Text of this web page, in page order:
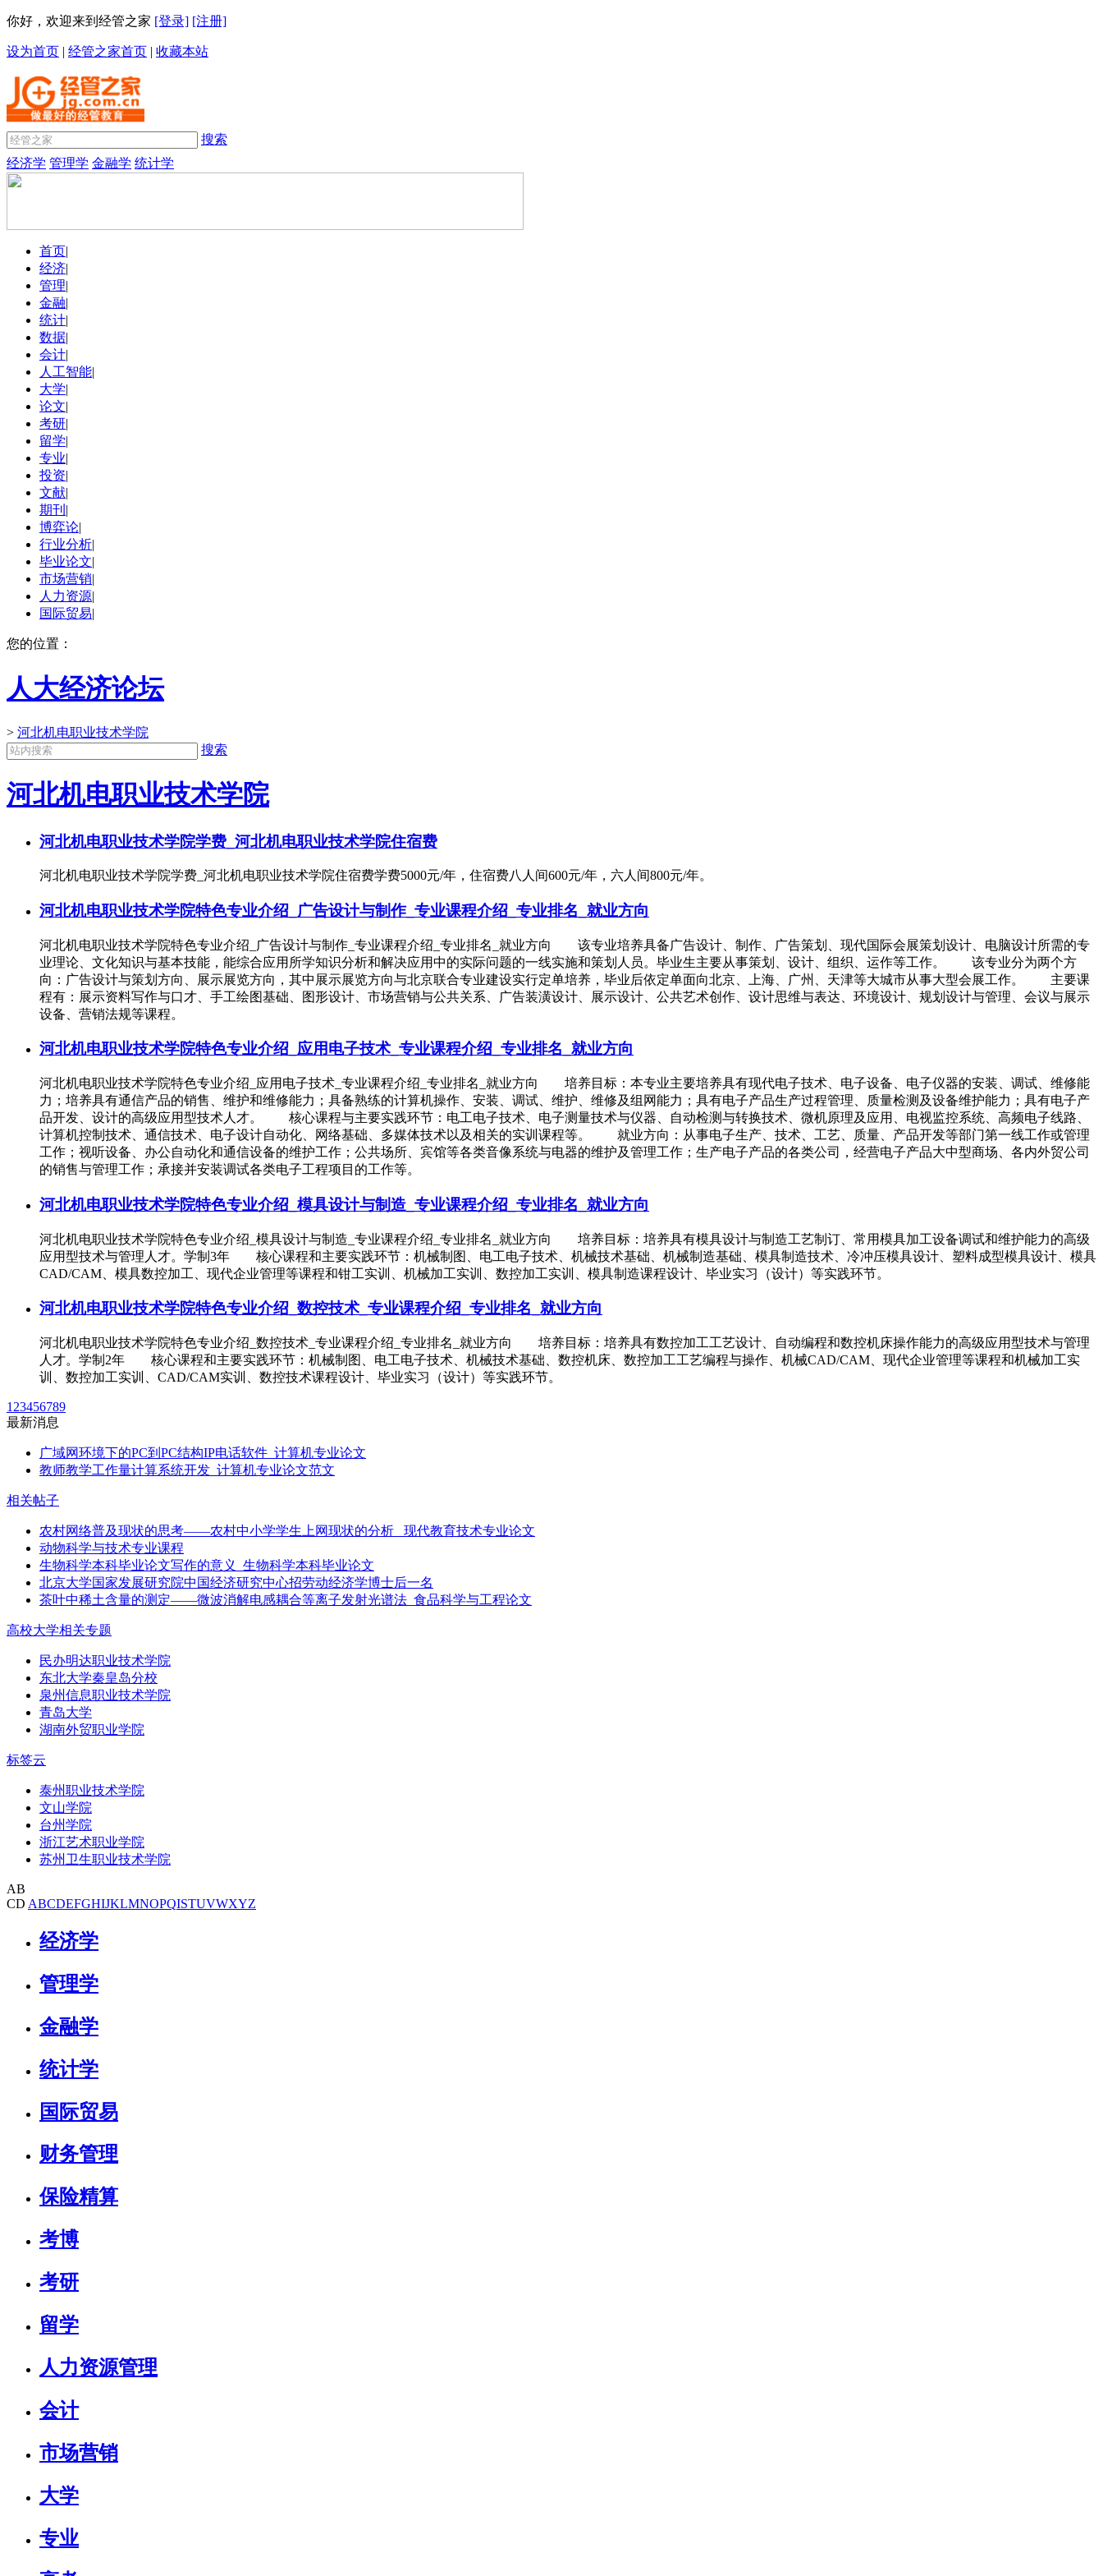
你好，欢迎来到经管之家 [登录] [注册]
设为首页 | 经管之家首页 | 收藏本站
搜索
经济学 管理学 金融学 统计学
首页|
经济|
管理|
金融|
统计|
数据|
会计|
人工智能|
大学|
论文|
考研|
留学|
专业|
投资|
文献|
期刊 |
博弈论|
行业分析|
毕业论文|
市场营销|
人力资源|
国际贸易|
您的位置：
人大经济论坛
> 河北机电职业技术学院
搜索
河北机电职业技术学院
河北机电职业技术学院学费_河北机电职业技术学院住宿费
河北机电职业技术学院学费_河北机电职业技术学院住宿费学费5000元/年，住宿费八人间600元/年，六人间800元/年。
河北机电职业技术学院特色专业介绍_广告设计与制作_专业课程介绍_专业排名_就业方向
河北机电职业技术学院特色专业介绍_广告设计与制作_专业课程介绍_专业排名_就业方向 该专业培养具备广告设计、制作、广告策划、现代国际会展策划设计、电脑设计所需的专
业理论、文化知识与基本技能，能综合应用所学知识分析和解决应用中的实际问题的一线实施和策划人员。毕业生主要从事策划、设计、组织、运作等工作。 该专业分为两个方
向：广告设计与策划方向、展示展览方向，其中展示展览方向与北京联合专业建设实行定单培养，毕业后依定单面向北京、上海、广州、天津等大城市从事大型会展工作。 主要课
程有：展示资料写作与口才、手工绘图基础、图形设计、市场营销与公共关系、广告装潢设计、展示设计、公共艺术创作、设计思维与表达、环境设计、规划设计与管理、会议与展示
设备、营销法规等课程。
河北机电职业技术学院特色专业介绍_应用电子技术_专业课程介绍_专业排名_就业方向
河北机电职业技术学院特色专业介绍_应用电子技术_专业课程介绍_专业排名_就业方向 培养目标：本专业主要培养具有现代电子技术、电子设备、电子仪器的安装、调试、维修能
力；培养具有通信产品的销售、维护和维修能力；具备熟练的计算机操作、安装、调试、维护、维修及组网能力；具有电子产品生产过程管理、质量检测及设备维护能力；具有电子产
品开发、设计的高级应用型技术人才。 核心课程与主要实践环节：电工电子技术、电子测量技术与仪器、自动检测与转换技术、微机原理及应用、电视监控系统、高频电子线路、
计算机控制技术、通信技术、电子设计自动化、网络基础、多媒体技术以及相关的实训课程等。 就业方向：从事电子生产、技术、工艺、质量、产品开发等部门第一线工作或管理
工作；视听设备、办公自动化和通信设备的维护工作；公共场所、宾馆等各类音像系统与电器的维护及管理工作；生产电子产品的各类公司，经营电子产品大中型商场、各内外贸公司
的销售与管理工作；承接并安装调试各类电子工程项目的工作等。
河北机电职业技术学院特色专业介绍_模具设计与制造_专业课程介绍_专业排名_就业方向
河北机电职业技术学院特色专业介绍_模具设计与制造_专业课程介绍_专业排名_就业方向 培养目标：培养具有模具设计与制造工艺制订、常用模具加工设备调试和维护能力的高级
应用型技术与管理人才。学制3年 核心课程和主要实践环节：机械制图、电工电子技术、机械技术基础、机械制造基础、模具制造技术、冷冲压模具设计、塑料成型模具设计、模具
CAD/CAM、模具数控加工、现代企业管理等课程和钳工实训、机械加工实训、数控加工实训、模具制造课程设计、毕业实习（设计）等实践环节。
河北机电职业技术学院特色专业介绍_数控技术_专业课程介绍_专业排名_就业方向
河北机电职业技术学院特色专业介绍_数控技术_专业课程介绍_专业排名_就业方向 培养目标：培养具有数控加工工艺设计、自动编程和数控机床操作能力的高级应用型技术与管理
人才。学制2年 核心课程和主要实践环节：机械制图、电工电子技术、机械技术基础、数控机床、数控加工工艺编程与操作、机械CAD/CAM、现代企业管理等课程和机械加工实
训、数控加工实训、CAD/CAM实训、数控技术课程设计、毕业实习（设计）等实践环节。
1 23456789
最新消息
广域网环境下的PC到PC结构IP电话软件_计算机专业论文
教师教学工作量计算系统开发_计算机专业论文范文
相关帖子
农村网络普及现状的思考——农村中小学学生上网现状的分析 _现代教育技术专业论文
动物科学与技术专业课程
生物科学本科毕业论文写作的意义_生物科学本科毕业论文
北京大学国家发展研究院中国经济研究中心招劳动经济学博士后一名
茶叶中稀土含量的测定――微波消解电感耦合等离子发射光谱法_食品科学与工程论文
高校大学相关专题
民办明达职业技术学院
东北大学秦皇岛分校
泉州信息职业技术学院
青岛大学
湖南外贸职业学院
标签云
泰州职业技术学院
文山学院
台州学院
浙江艺术职业学院
苏州卫生职业技术学院
AB
CD ABCDEFGHIJKLMNOPQISTUVWXYZ
经济学
管理学
金融学
统计学
国际贸易
财务管理
保险精算
考博
考研
留学
人力资源管理
会计
市场营销
大学
专业